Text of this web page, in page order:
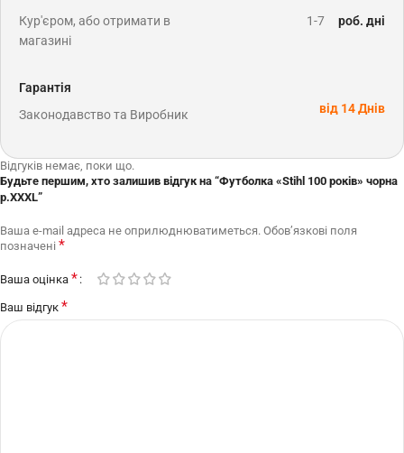
Кур'єром, або отримати в
магазині
1-7 роб. дні
Гарантія
Законодавство та Виробник
від 14 Днів
Відгуків немає, поки що.
Будьте першим, хто залишив відгук на “Футболка «Stihl 100 років» чорна
р.ХХХL”
Ваша e-mail адреса не оприлюднюватиметься. Обов’язкові поля
позначені *
Ваша оцінка *
Ваш відгук *